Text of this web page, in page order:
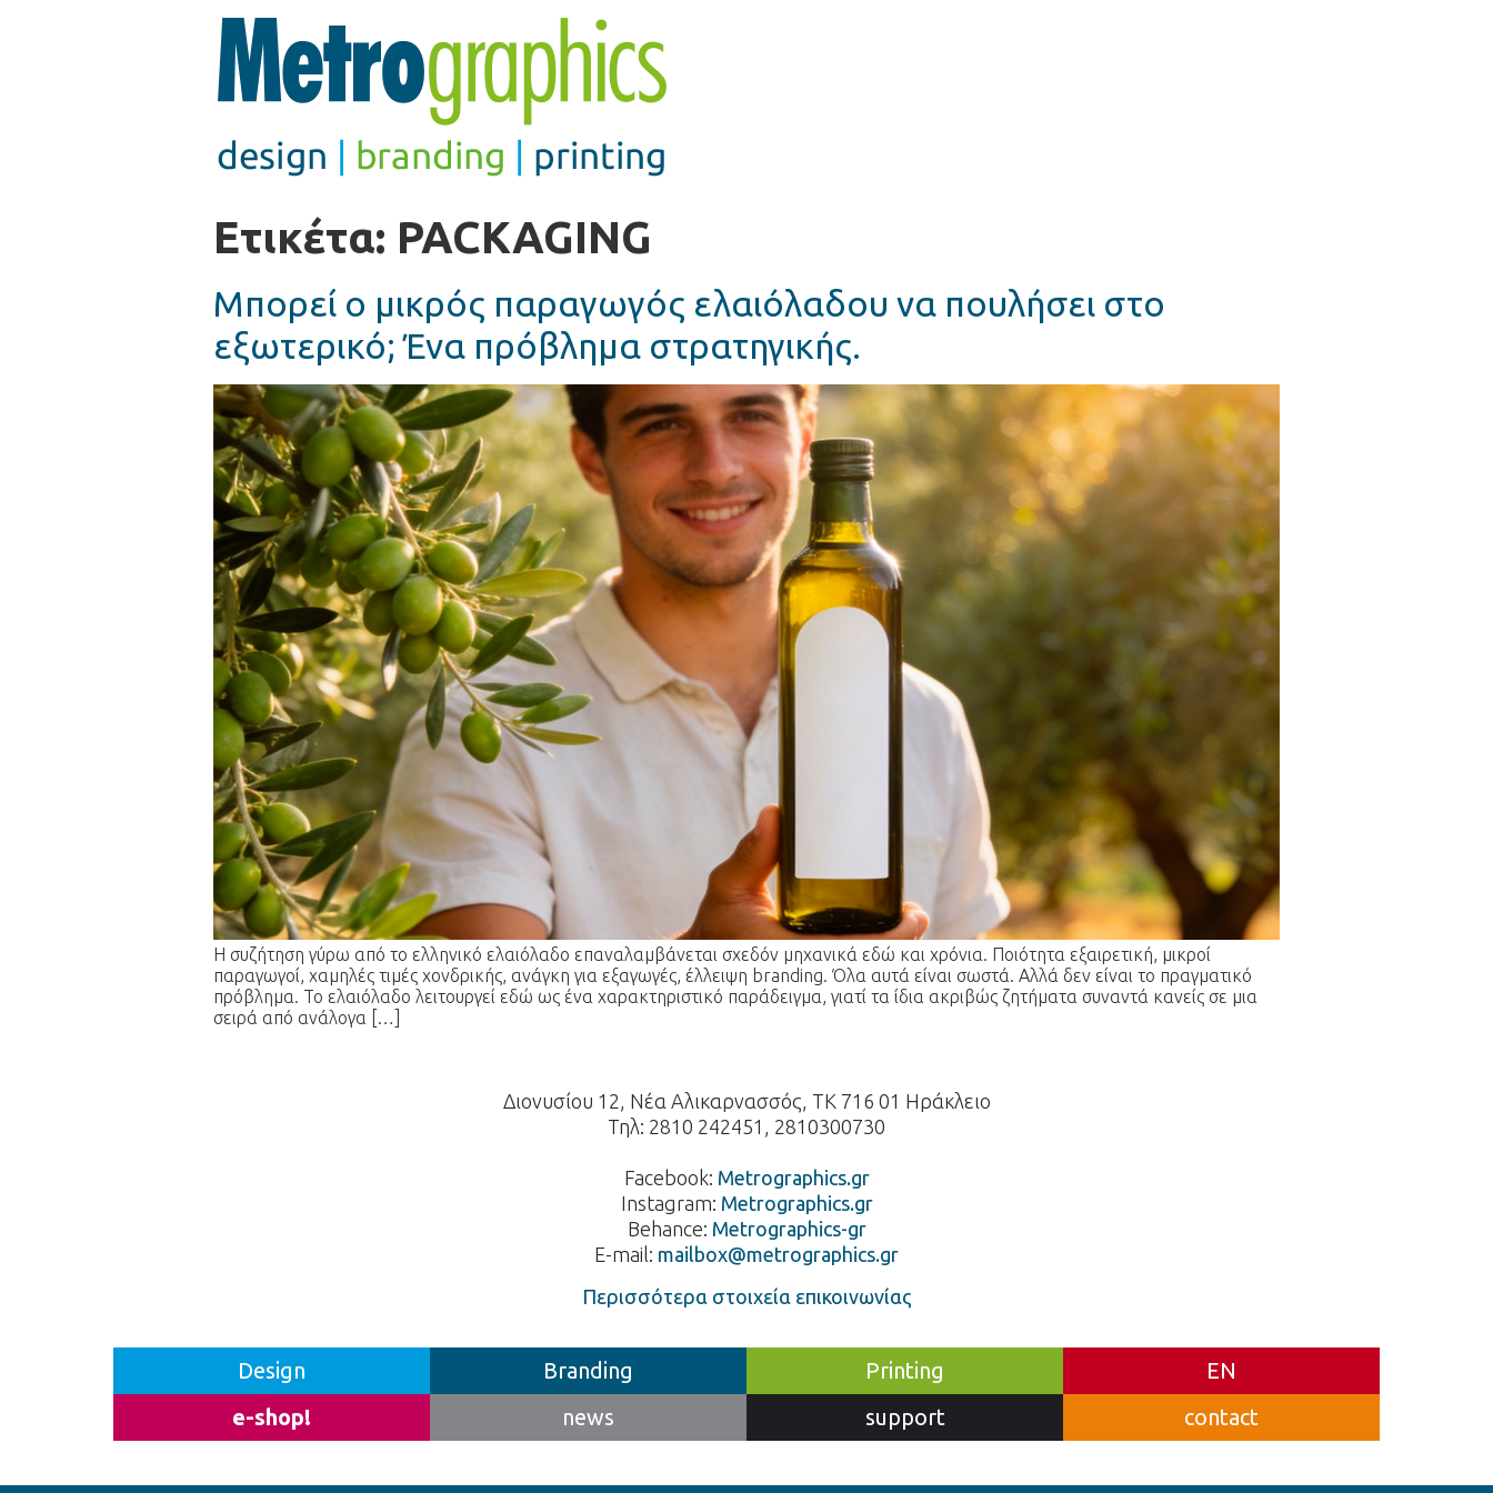
Ετικέτα: PACKAGING
Μπορεί ο μικρός παραγωγός ελαιόλαδου να πουλήσει στο
εξωτερικό; Ένα πρόβλημα στρατηγικής.
Η συζήτηση γύρω από το ελληνικό ελαιόλαδο επαναλαμβάνεται σχεδόν μηχανικά εδώ και χρόνια. Ποιότητα εξαιρετική, μικροί
παραγωγοί, χαμηλές τιμές χονδρικής, ανάγκη για εξαγωγές, έλλειψη branding. Όλα αυτά είναι σωστά. Αλλά δεν είναι το πραγματικό
πρόβλημα. Το ελαιόλαδο λειτουργεί εδώ ως ένα χαρακτηριστικό παράδειγμα, γιατί τα ίδια ακριβώς ζητήματα συναντά κανείς σε μια
σειρά από ανάλογα […]
Διονυσίου 12, Νέα Αλικαρνασσός, ΤΚ 716 01 Ηράκλειο
Τηλ: 2810 242451, 2810300730
Facebook: Metrographics.gr
Instagram: Metrographics.gr
Behance: Metrographics-gr
E-mail: mailbox@metrographics.gr
Περισσότερα στοιχεία επικοινωνίας
Design Branding Printing
EN
e-shop!
news support contact